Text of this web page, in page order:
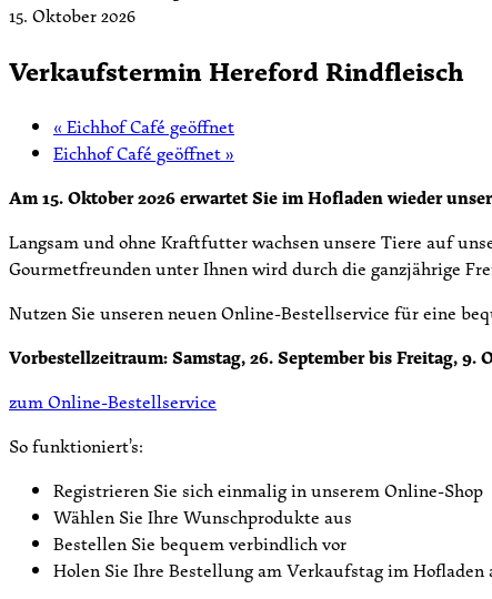
15. Oktober 2026
Verkaufstermin Hereford Rindfleisch
« Eichhof Café geöffnet
Eichhof Café geöffnet»
Am 15. Oktober 2026 erwartet Sie im Hofladen wieder
Langsam und ohne Kraftfutter wachsen unsere Tiere auf
Gourmetfreunden unter Ihnen wird durch die ganzjährige
Nutzen Sie unseren neuen Online-Bestellservice für eine
Vorbestellzeitraum: Samstag, 26. September bis Freitag, 9.
zum Online-Bestellservice
So funktioniert’s:
Registrieren Sie sich einmalig in unserem Online-Shop
Wählen Sie Ihre Wunschprodukte aus
Bestellen Sie bequem verbindlich vor
Holen Sie Ihre Bestellung am Verkaufstag im Hofladen